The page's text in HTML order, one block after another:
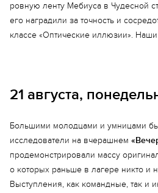
ровную ленту Мебиуса в Чудесной
его наградили за точность и
классе «Оптические иллюзии».
21 августа,
Большими молодцами и умницами
исследователи на вчерашнем
продемонстрировали массу
о которых раньше в лагере никто и
Выступления, как командные, так и